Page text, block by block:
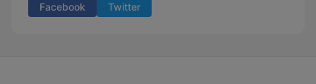
Facebook Twitter